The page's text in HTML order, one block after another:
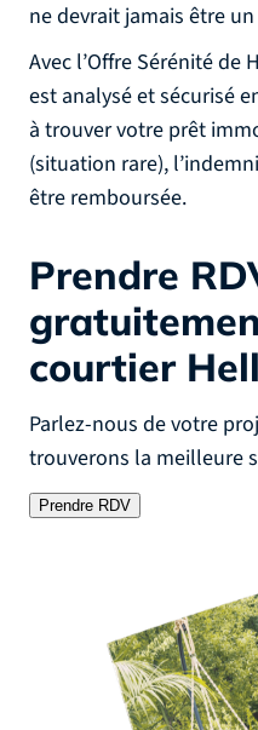
ne devrait jamais être
Avec l’Offre Sérénité
est analysé et sécurisé
à trouver votre prêt
(situation rare),
être remboursée.
Prendre
courtier
Parlez-nous de votre
trouverons la meilleure
Prendre RDV